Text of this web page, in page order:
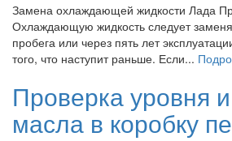
Замена охлаждающей жидкости Лада
Охлаждающую жидкость следует
пробега или через пять лет
того, что наступит раньше. Если...
Проверка уровня
масла в коробку